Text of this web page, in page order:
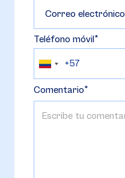
Correo electrónico
Teléfono móvil
Comentario